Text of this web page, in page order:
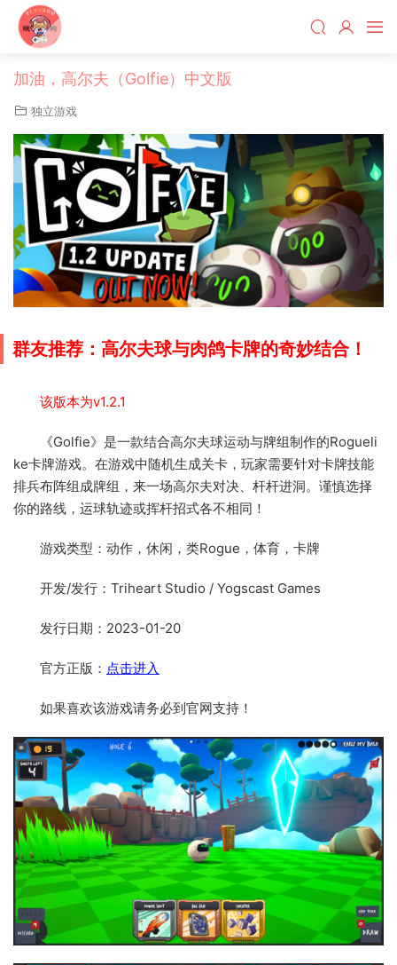
加油，高尔夫（Golfie）中文版
独立游戏
群友推荐：高尔夫球与肉鸽卡牌的奇妙结合！
该版本为v1.2.1
《Golfie》是一款结合高尔夫球运动与牌组制作的Rogueli
ke卡牌游戏。在游戏中随机生成关卡，玩家需要针对卡牌技能
排兵布阵组成牌组，来一场高尔夫对决、杆杆进洞。谨慎选择
你的路线，运球轨迹或挥杆招式各不相同！
游戏类型：动作，休闲，类Rogue，体育，卡牌
开发/发行：Triheart Studio / Yogscast Games
发行日期：2023-01-20
官方正版： 点击进入
如果喜欢该游戏请务必到官网支持！